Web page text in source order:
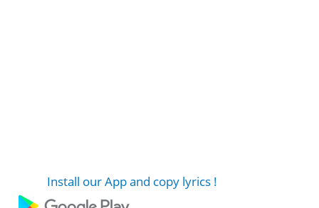
Install our App and copy lyrics !